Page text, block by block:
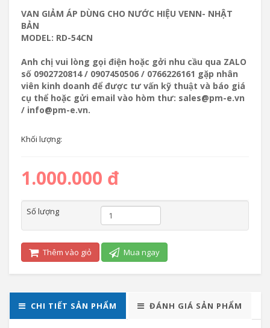
VAN GIẢM ÁP DÙNG CHO NƯỚC HIỆU VENN- NHẬT
BẢN
MODEL: RD-54CN
Anh chị vui lòng gọi điện hoặc gởi nhu cầu qua ZALO
số 0902720814 / 0907450506 / 0766226161 gặp nhân
viên kinh doanh để được tư vấn kỹ thuật và báo giá
cụ thể hoặc gửi email vào hòm thư: sales@pm-e.vn
/ info@pm-e.vn.
Khối lượng:
1.000.000 đ
Số lượng
Thêm vào giỏ Mua ngay
CHI TIẾT SẢN PHẨM ĐÁNH GIÁ SẢN PHẨM